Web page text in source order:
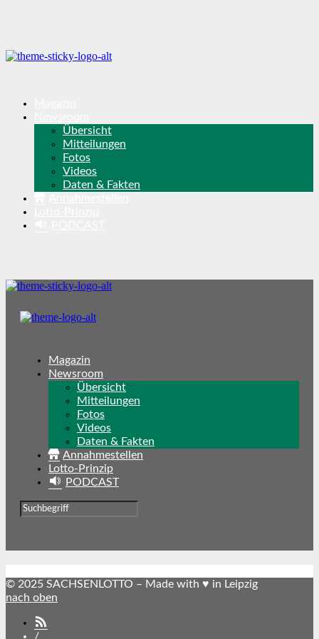
Übersicht
Mitteilungen
Fotos
Videos
Daten & Fakten
Magazin
Newsroom
Übersicht
Mitteilungen
Fotos
Videos
Daten & Fakten
Annahmestellen
Lotto-Prinzip
PODCAST
© 2025 SACHSENLOTTO – Made with ♥ in Leipzig
nach oben
/